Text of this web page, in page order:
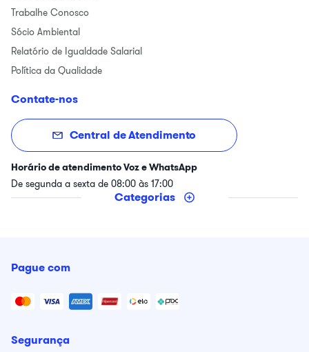
Trabalhe Conosco
Sócio Ambiental
Relatório de Igualdade Salarial
Política da Qualidade
Contate-nos
Central de Atendimento
Horário de atendimento Voz e WhatsApp
De segunda a sexta de 08:00 às 17:00
Categorias
Pague com
Segurança